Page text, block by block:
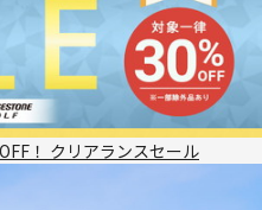
！ クリアランスセール